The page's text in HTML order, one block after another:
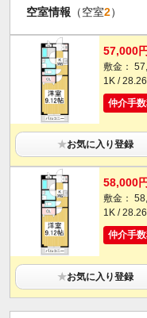
空室情報 （空室2）
57,000円
敷金：
1K /
仲介手
★お気に入り登録
58,000円
敷金：
1K /
仲介手
★お気に入り登録